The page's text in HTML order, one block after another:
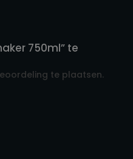
750ml” te
te plaatsen.